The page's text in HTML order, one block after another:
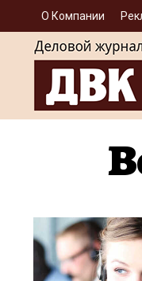
О Компании